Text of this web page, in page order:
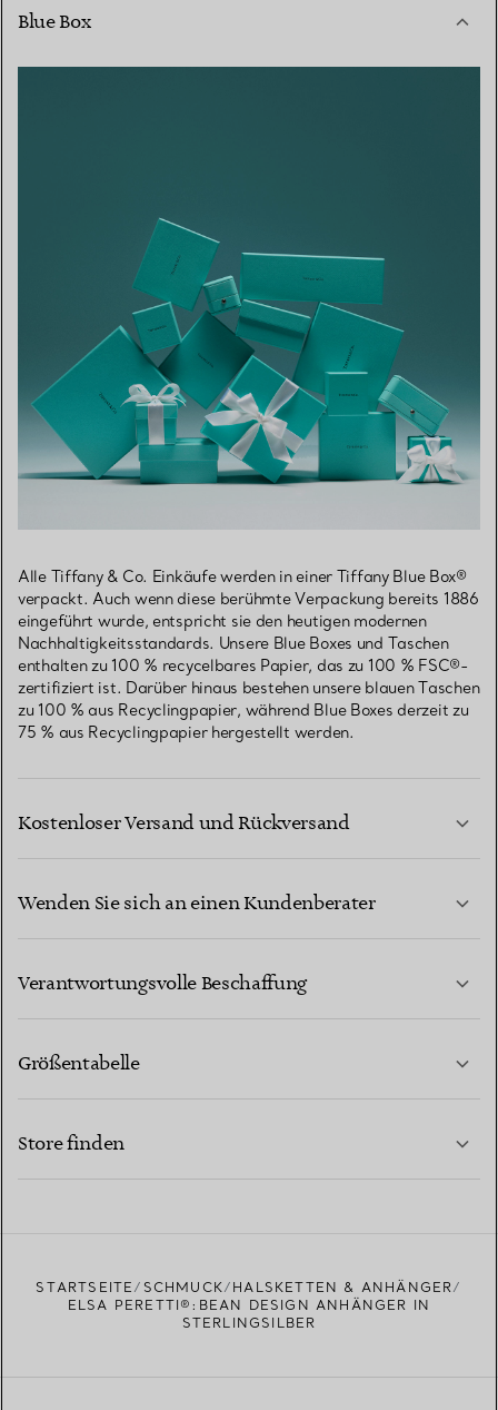
Blue Box
Alle Tiffany & Co. Einkäufe werden in einer Tiffany Blue Box®
verpackt. Auch wenn diese berühmte Verpackung bereits 1886
eingeführt wurde, entspricht sie den heutigen modernen
Nachhaltigkeitsstandards. Unsere Blue Boxes und Taschen
enthalten zu 100 % recycelbares Papier, das zu 100 % FSC®-
zertifiziert ist. Darüber hinaus bestehen unsere blauen Taschen
zu 100 % aus Recyclingpapier, während Blue Boxes derzeit zu
75 % aus Recyclingpapier hergestellt werden.
Kostenloser Versand und Rückversand
Wenden Sie sich an einen Kundenberater
Verantwortungsvolle Beschaffung
Größentabelle
Store finden
STARTSEITE SCHMUCK
HALSKETTEN & ANHÄNGER
ELSA PERETTI®:BEAN DESIGN ANHÄNGER IN
STERLINGSILBER